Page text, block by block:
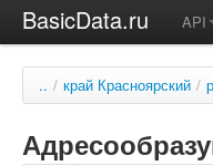
BasicData.ru API
.. / край Красноярский /